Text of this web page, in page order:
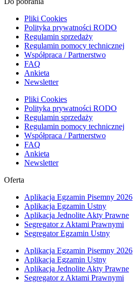
Pliki Cookies
Polityka prywatności RODO
Regulamin sprzedaży
Regulamin pomocy technicznej
Współpraca / Partnerstwo
FAQ
Ankieta
Newsletter
Pliki Cookies
Polityka prywatności RODO
Regulamin sprzedaży
Regulamin pomocy technicznej
Współpraca / Partnerstwo
FAQ
Ankieta
Newsletter
Oferta
Aplikacja Egzamin Pisemny 2026
Aplikacja Egzamin Ustny
Aplikacja Jednolite Akty Prawne
Segregator z Aktami Prawnymi
Segregator Egzamin Ustny
Aplikacja Egzamin Pisemny 2026
Aplikacja Egzamin Ustny
Aplikacja Jednolite Akty Prawne
Segregator z Aktami Prawnymi